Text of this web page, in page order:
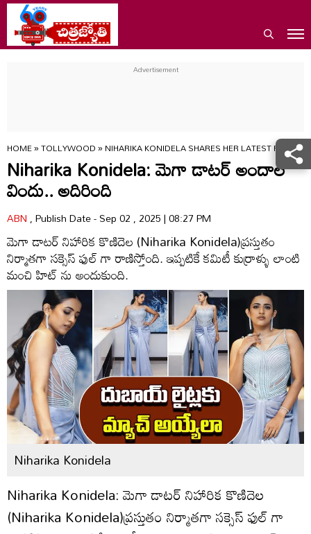
HOME»TOLLYWOOD»NIHARIKA KONIDELA SHARES HER LATEST
Niharika Konidela: మెగా డాటర్ అందాల
విందు.. అదిరింది
ABN, Publish Date - Sep 02 , 2025 | 08:27 PM
మెగా డాటర్ నిహారిక కొణిదెల (Niharika Konidela)ప్రస్తుతం
నిర్మాతగా సక్సెస్ ఫుల్ గా రాణిస్తోంది. ఇప్పటికే కమిటీ కుర్రాళ్ళు లాంటి
మంచి హిట్ ను అందుకుంది.
Niharika Konidela
Niharika Konidela: మెగా డాటర్ నిహారిక కొణిదెల
(Niharika Konidela)ప్రస్తుతం నిర్మాతగా సక్సెస్ ఫుల్ గా